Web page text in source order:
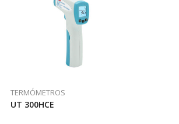
TERMÓMETROS
UT 300HCE